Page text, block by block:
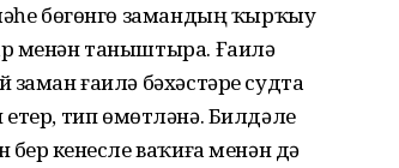
бөгөнгө замандың ҡырҡыу
менән таныштыра. Ғаилә
ғаилә бәхәстәре судта
етер, тип өмөтләнә. Билдәле
үкенесле ваҡиға менән дә